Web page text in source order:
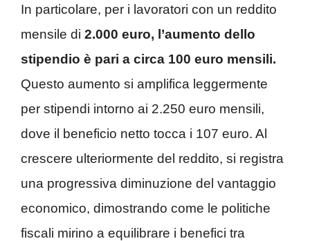
In particolare, per i lavoratori con un reddito
mensile di 2.000 euro, l’aumento dello
stipendio è pari a circa 100 euro mensili.
Questo aumento si amplifica leggermente
per stipendi intorno ai 2.250 euro mensili,
dove il beneficio netto tocca i 107 euro. Al
crescere ulteriormente del reddito, si registra
una progressiva diminuzione del vantaggio
economico, dimostrando come le politiche
fiscali mirino a equilibrare i benefici tra